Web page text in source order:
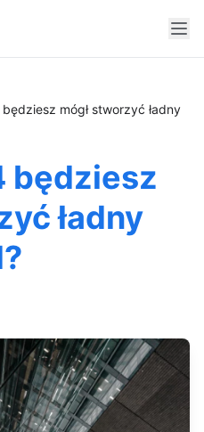
mógł stworzyć ładny
będziesz
ładny